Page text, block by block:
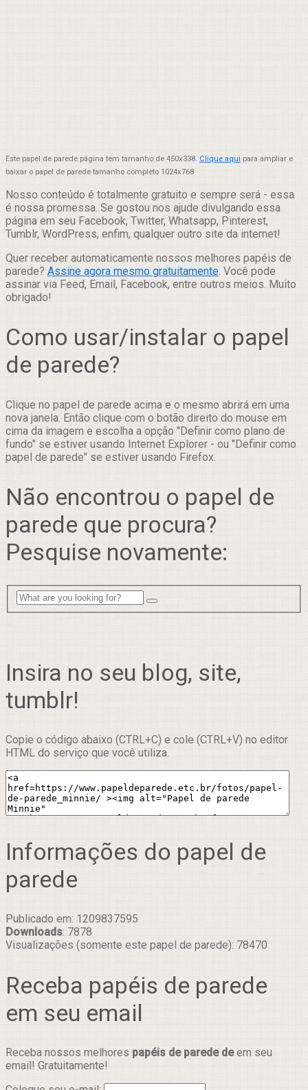
Este papel de parede página tem tamanho de 450x338. Clique aqui para ampliar e
baixar o papel de parede tamanho completo 1024x768
Nosso conteúdo é totalmente gratuito e sempre será - essa
é nossa promessa. Se gostou nos ajude divulgando essa
página em seu Facebook, Twitter, Whatsapp, Pinterest,
Tumblr, WordPress, enfim, qualquer outro site da internet!
Quer receber automaticamente nossos melhores papéis de
parede? Assine agora mesmo gratuitamente. Você pode
assinar via Feed, Email, Facebook, entre outros meios. Muito
obrigado!
Como usar/instalar o papel
de parede?
Clique no papel de parede acima e o mesmo abrirá em uma
nova janela. Então clique com o botão direito do mouse em
cima da imagem e escolha a opção "Definir como plano de
fundo" se estiver usando Internet Explorer - ou "Definir como
papel de parede" se estiver usando Firefox.
Não encontrou o papel de
parede que procura?
Pesquise novamente:
Insira no seu blog, site,
tumblr!
Copie o código abaixo (CTRL+C) e cole (CTRL+V) no editor
HTML do serviço que você utiliza.
Informações do papel de
parede
Publicado em: 1209837595
Downloads: 7878
Visualizações (somente este papel de parede): 78470
Receba papéis de parede
em seu email
Receba nossos melhores papéis de parede deem seu
email! Gratuitamente!